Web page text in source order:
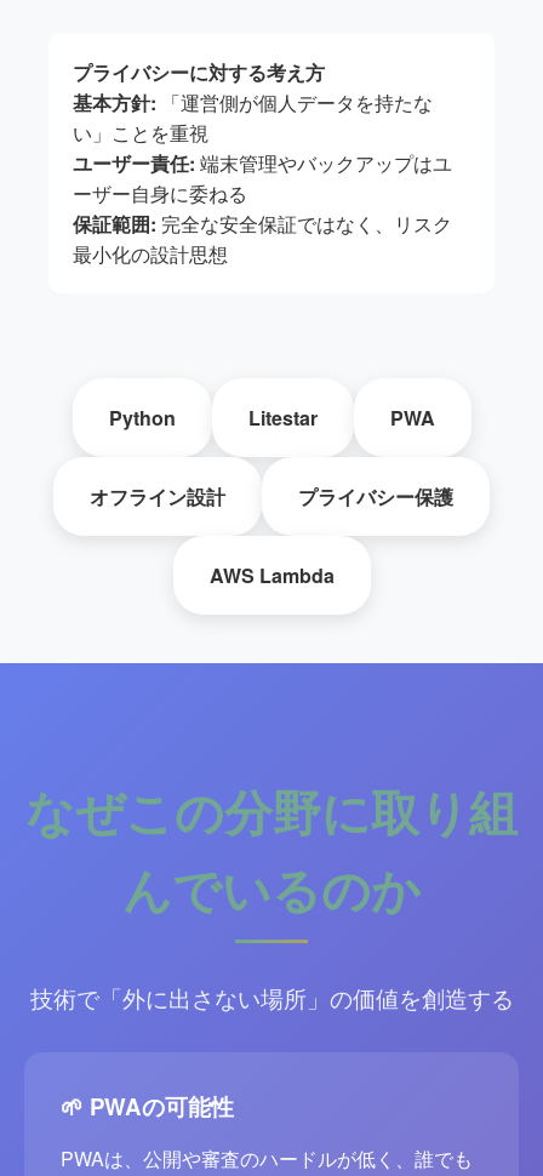
プライバシーに対する考え方
基本方針: 「運営側が個人データを持たな
い」ことを重視
ユーザー責任: 端末管理やバックアップはユ
ーザー自身に委ねる
保証範囲: 完全な安全保証ではなく、リスク
最小化の設計思想
Python Litestar PWA
オフライン設計 プライバシー保護
AWS Lambda
なぜこの分野に取り組
んでいるのか
技術で「外に出さない場所」の価値を創造する
🌱 PWAの可能性
PWAは、公開や審査のハードルが低く、誰でも